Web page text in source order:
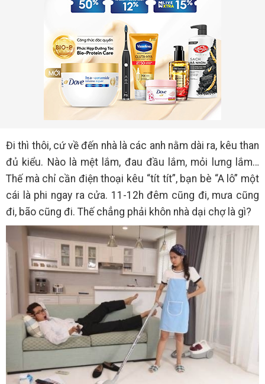
Đi thì thôi, cứ về đến nhà là các anh nằm dài ra, kêu than
đủ kiểu. Nào là mệt lắm, đau đầu lắm, mỏi lưng lắm…
Thế mà chỉ cần điện thoại kêu “tít tít”, bạn bè “A lô” một
cái là phi ngay ra cửa. 11-12h đêm cũng đi, mưa cũng
đi, bão cũng đi. Thế chẳng phải khôn nhà dại chợ là gì?